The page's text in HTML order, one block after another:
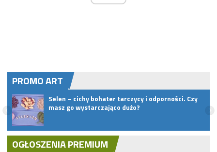
PROMO ART
Selen – cichy bohater tarczycy i odporności. Czy
masz go wystarczająco dużo?
OGŁOSZENIA PREMIUM